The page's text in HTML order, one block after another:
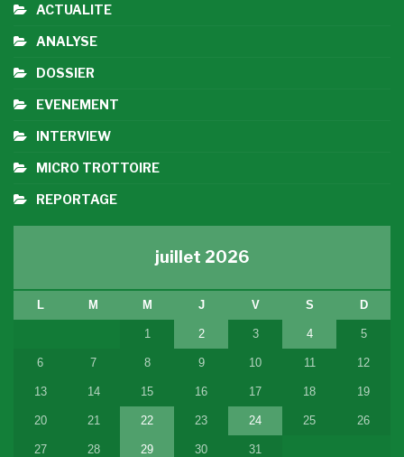
ACTUALITE
ANALYSE
DOSSIER
EVENEMENT
INTERVIEW
MICRO TROTTOIRE
REPORTAGE
juillet 2026
L M M J V S D
1 2 3 4 5
6 7 8 9 10 11 12
13 14 15 16 17 18 19
20 21 22 23 24 25 26
27 28 29 30
31